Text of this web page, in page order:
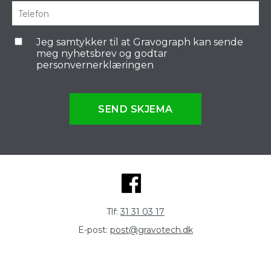
Jeg samtykker til at Gravograph kan sende
meg nyhetsbrev og godtar
personvernerklæringen
SEND SKJEMA
Tlf: 31 31 03 17
E-post: post@gravotech.dk